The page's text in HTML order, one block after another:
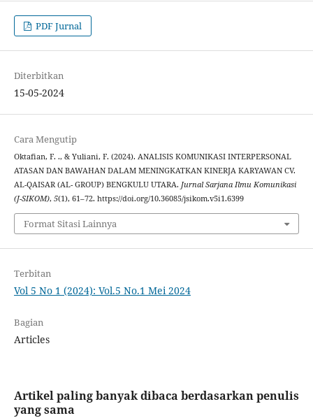
PDF Jurnal
Diterbitkan
15-05-2024
Cara Mengutip
Oktafian, F. ., & Yuliani, F. (2024). ANALISIS KOMUNIKASI INTERPERSONAL
ATASAN DAN BAWAHAN DALAM MENINGKATKAN KINERJA KARYAWAN CV.
AL-QAISAR (AL- GROUP) BENGKULU UTARA. Jurnal Sarjana Ilmu Komunikasi
(J-SIKOM), 5(1), 61–72. https://doi.org/10.36085/jsikom.v5i1.6399
Format Sitasi Lainnya
Terbitan
Vol 5 No 1 (2024): Vol.5 No.1 Mei 2024
Bagian
Articles
Artikel paling banyak dibaca berdasarkan penulis
yang sama